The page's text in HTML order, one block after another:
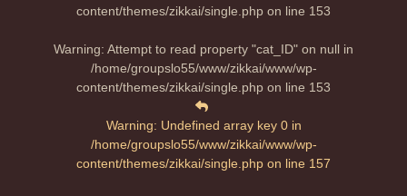
content/themes/zikkai/single.php on line 153
Warning: Attempt to read property "cat_ID" on null in
/home/groupslo55/www/zikkai/www/wp-
content/themes/zikkai/single.php on line 153
Warning: Undefined array key 0 in
/home/groupslo55/www/zikkai/www/wp-
content/themes/zikkai/single.php on line 157